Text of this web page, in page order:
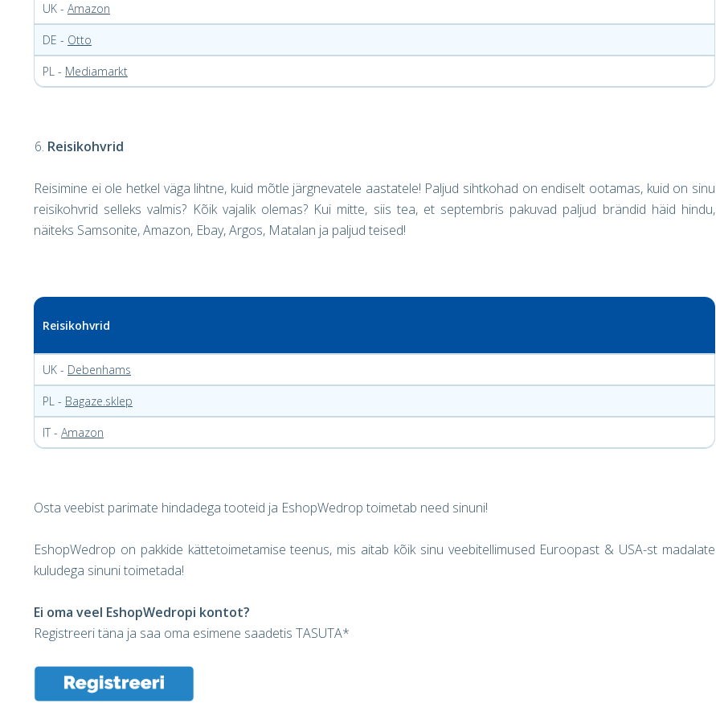
UK - Amazon
DE - Otto
PL - Mediamarkt
Reisikohvrid
Reisimine ei ole hetkel väga lihtne, kuid mõtle järgnevatele aastatele! Paljud sihtkohad on endiselt ootamas, kuid on sinu
reisikohvrid selleks valmis? Kõik vajalik olemas? Kui mitte, siis tea, et septembris pakuvad paljud brändid häid hindu,
näiteks Samsonite, Amazon, Ebay, Argos, Matalan ja paljud teised!
Reisikohvrid
UK - Debenhams
PL - Bagaze.sklep
IT - Amazon
Osta veebist parimate hindadega tooteid ja EshopWedrop toimetab need sinuni!
EshopWedrop on pakkide kättetoimetamise teenus, mis aitab kõik sinu veebitellimused Euroopast & USA-st madalate
kuludega sinuni toimetada!
Ei oma veel EshopWedropi kontot?
Registreeri täna ja saa oma esimene saadetis TASUTA*